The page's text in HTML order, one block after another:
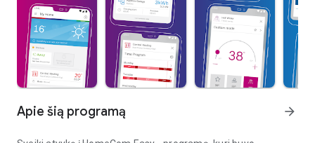
Apie šią programą arrow_forward